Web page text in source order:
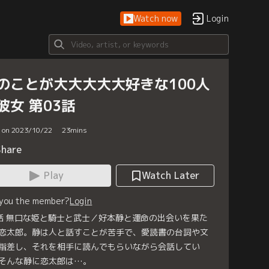
Watch now Login
ことが大大大大大好きな100人
女 第03話
2023/10/22 23mins
Play
Watch Later
the member?Login
無口な姫と騎士と武士／好本静と運命の出会いを果た
太郎。静は人と話すことが苦手で、愛読書の台詞や文
差し、それを相手に読んでもらいながら会話してい
んな静に恋太郎は…。